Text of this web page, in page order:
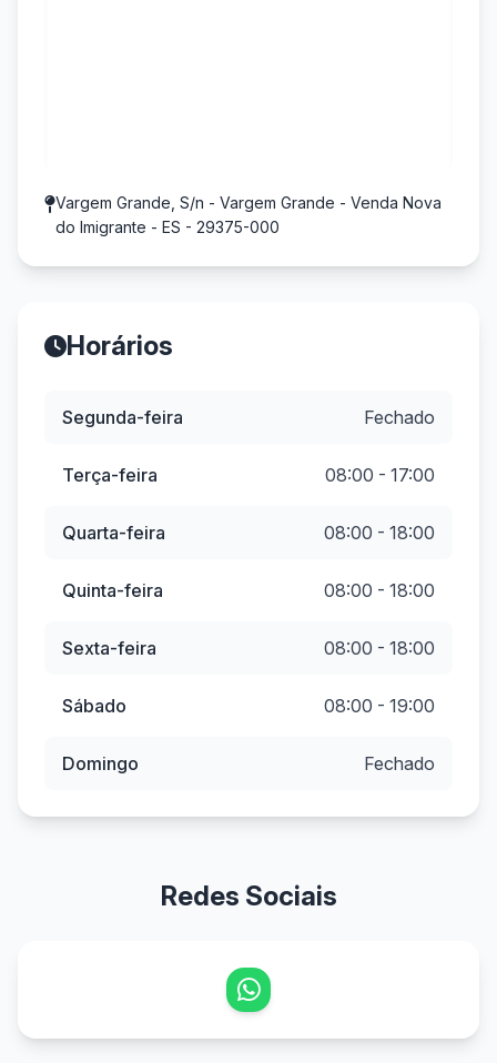
Vargem Grande, S/n - Vargem Grande - Venda Nova
do Imigrante - ES - 29375-000
Horários
Segunda-feira Fechado
Terça-feira 08:00 - 17:00
Quarta-feira 08:00 - 18:00
Quinta-feira 08:00 - 18:00
Sexta-feira 08:00 - 18:00
Sábado 08:00 - 19:00
Domingo Fechado
Redes Sociais